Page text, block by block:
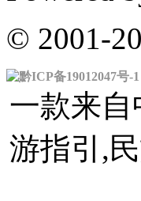
© 2001-
黔ICP备19012047号-1
一款来自
游指引,